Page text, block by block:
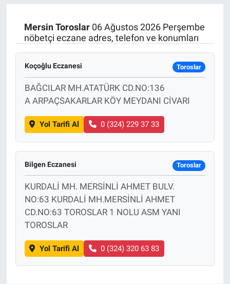
Mersin Toroslar06 Ağustos 2026 Perşembe
nöbetçi eczane adres, telefon ve konumları
Koçoğlu Eczanesi Toroslar
BAĞCILAR MH.ATATÜRK CD.NO:136
A ARPAÇSAKARLAR KÖY MEYDANI CİVARI
Yol Tarifi Al 0 (324) 229 37 33
Bilgen Eczanesi Toroslar
KURDALİ MH. MERSİNLİ AHMET BULV.
NO:63 KURDALİ MH.MERSİNLİ AHMET
CD.NO:63 TOROSLAR 1 NOLU ASM YANI
TOROSLAR
Yol Tarifi Al 0 (324) 320 63 83
Bursaspor
Gündem
Sağlık
Eğitim
Ekonomi
Dünya
Teknoloji
Magazin
Yaşam
Son Dakika Haberleri
Haber Arşivi